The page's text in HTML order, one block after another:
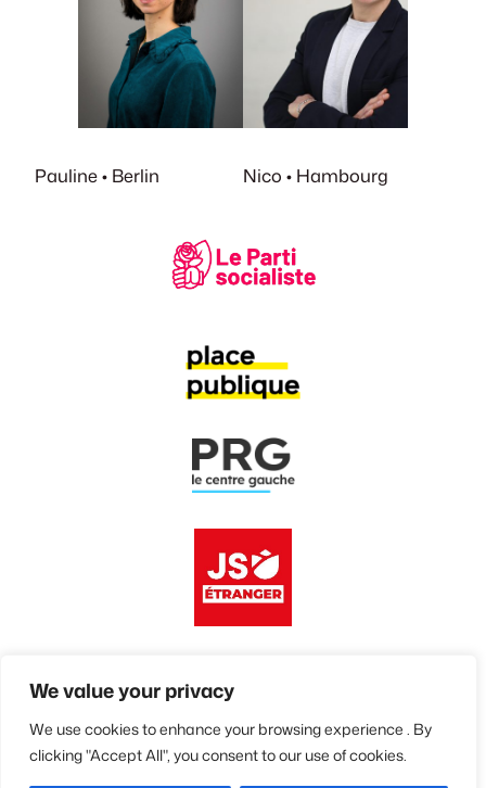
We value your privacy
We use cookies to enhance your browsing experience . By
clicking "Accept All", you consent to our use of cookies.
Pauline • Berlin Nico • Hambourg
© 2026 • Avenir Européen et Solidaire